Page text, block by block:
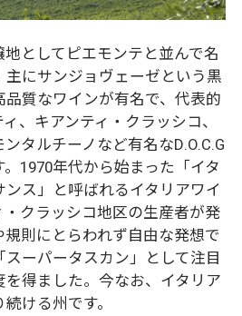
としてピエモンテと並んで名
にサンジョヴェーゼという黒
質なワインが有名で、代表的
、キアンティ・クラッシコ、
タルチーノなど有名なD.O.C.G
1970年代から始まった「イタ
ス」と呼ばれるイタリアワイ
クラッシコ地区の生産者が発
則にとらわれず自由な発想で
ーパータスカン」として注目
得ました。今なお、イタリア
ける州です。